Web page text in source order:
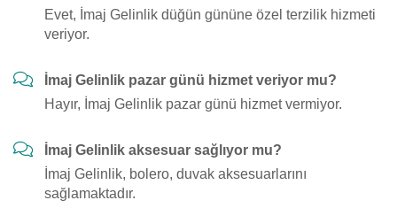
Evet, İmaj Gelinlik düğün gününe özel terzilik hizmeti
veriyor.
İmaj Gelinlik pazar günü hizmet veriyor mu?
Hayır, İmaj Gelinlik pazar günü hizmet vermiyor.
İmaj Gelinlik aksesuar sağlıyor mu?
İmaj Gelinlik, bolero, duvak aksesuarlarını
sağlamaktadır.